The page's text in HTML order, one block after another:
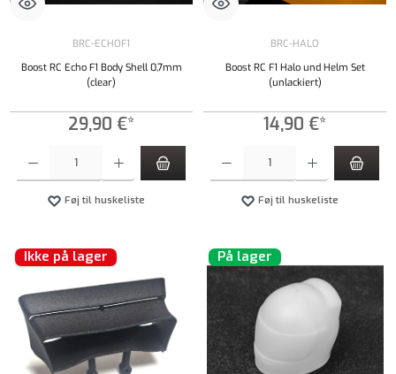
BRC-ECHOF1
Boost RC Echo F1 Body Shell 0,7mm
(clear)
29,90 €*
Føj til huskeliste
BRC-HALO
Boost RC F1 Halo und Helm Set
(unlackiert)
14,90 €*
Føj til huskeliste
Ikke på lager På lager